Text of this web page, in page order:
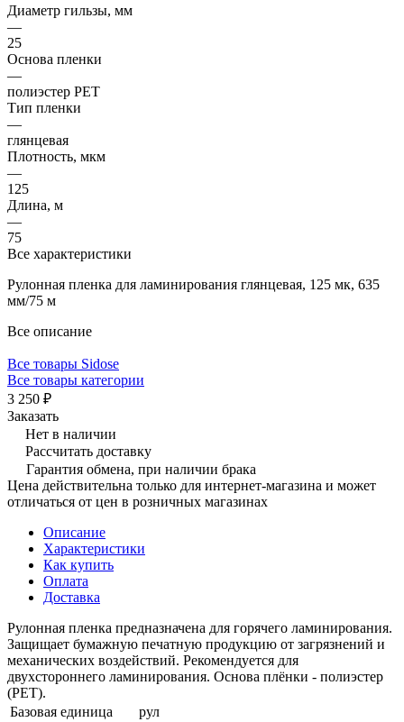
Диаметр гильзы, мм
—
25
Основа пленки
—
полиэстер PET
Тип пленки
—
глянцевая
Плотность, мкм
—
125
Длина, м
—
75
Все характеристики
Рулонная пленка для ламинирования глянцевая, 125 мк, 635
мм/75 м
Все описание
Все товары Sidose
Все товары категории
3 250 ₽
Заказать
Нет в наличии
Рассчитать доставку
Гарантия обмена, при наличии брака
Цена действительна только для интернет-магазина и может
отличаться от цен в розничных магазинах
Описание
Характеристики
Как купить
Оплата
Доставка
Рулонная пленка предназначена для горячего ламинирования.
Защищает бумажную печатную продукцию от загрязнений и
механических воздействий. Рекомендуется для
двухстороннего ламинирования. Основа плёнки - полиэстер
(PET).
Базовая единица
рул